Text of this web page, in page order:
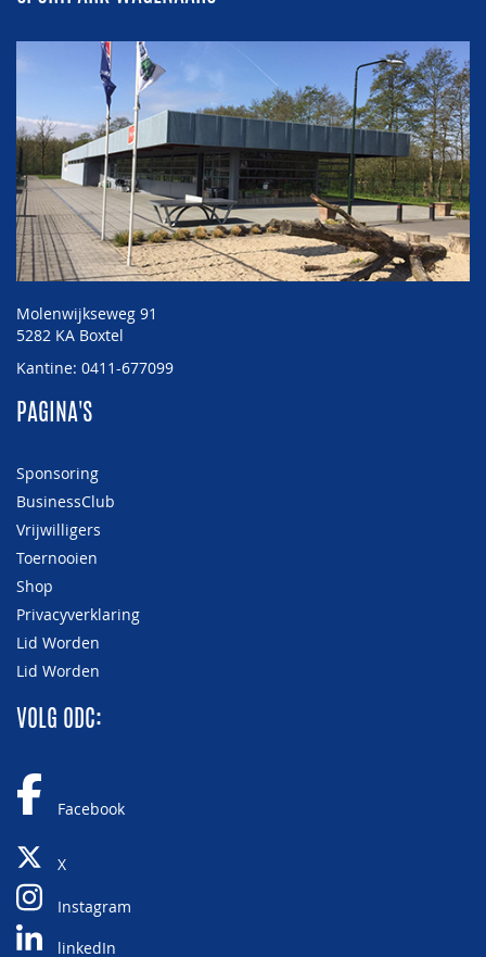
Molenwijkseweg 91
5282 KA Boxtel
Kantine: 0411-677099
PAGINA'S
Sponsoring
BusinessClub
Vrijwilligers
Toernooien
Shop
Privacyverklaring
Lid Worden
Lid Worden
VOLG ODC:
Facebook
X
Instagram
linkedIn